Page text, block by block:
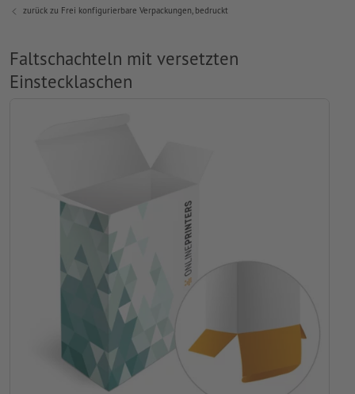
zurück zu Frei konfigurierbare Verpackungen, bedruckt
Faltschachteln mit versetzten
Einstecklaschen